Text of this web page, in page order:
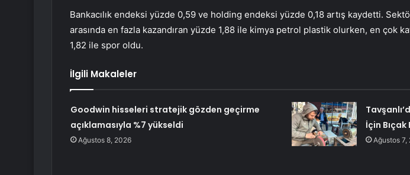
Bankacılık endeksi yüzde 0,59 ve holding endeksi yüzde 0,18 artış kaydetti.
arasında en fazla kazandıran yüzde 1,88 ile kimya petrol plastik olurken, en çok
1,82 ile spor oldu.
İlgili Makaleler
Goodwin hisseleri stratejik gözden geçirme
açıklamasıyla %7 yükseldi
Ağustos 8, 2026
İçin
Ağustos 7,